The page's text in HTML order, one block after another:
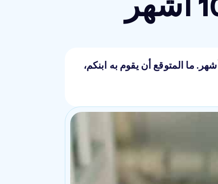
يُولد الأطفال بأشكال وأحجام مختلفة، ولكن يتطورون وفق المراحل ذاتها منذ سن 9 حتى 10 أشهر. ما المتوقع أن يقوم به ابنكم،